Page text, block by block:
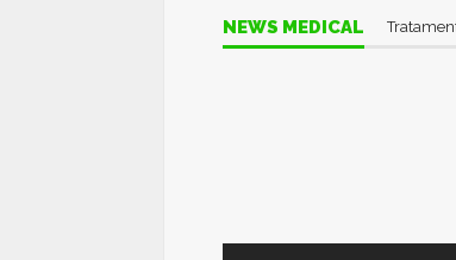
NEWS MEDICAL